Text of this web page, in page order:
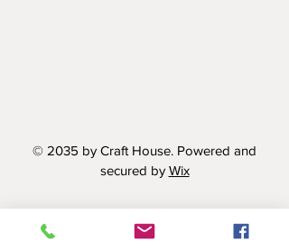
© 2035 by Craft House. Powered and
secured by Wix